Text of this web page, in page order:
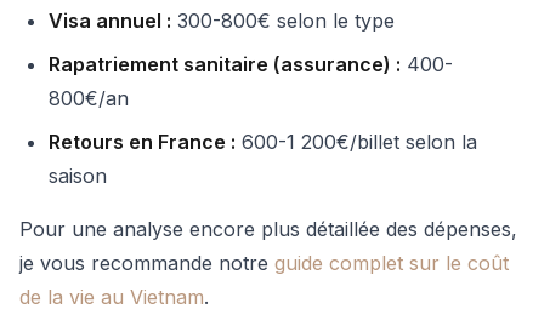
Visa annuel : 300-800€ selon le type
Rapatriement sanitaire (assurance) : 400-
800€/an
Retours en France : 600-1 200€/billet selon la
saison
Pour une analyse encore plus détaillée des dépenses,
je vous recommande notre guide complet sur le coût
de la vie au Vietnam.